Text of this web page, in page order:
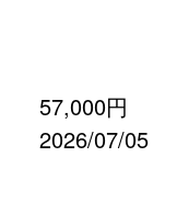
57,000円
2026/07/05